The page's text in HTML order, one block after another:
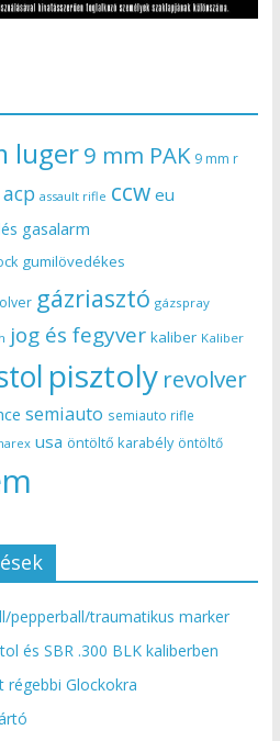
luger9 mm PAK 9 mm r
assault rifle ccw eu
gasalarm
gumilövedékes
gázriasztó gázspray
jog és fegyver kaliber Kaliber
pisztoly revolver
semiauto semiauto rifle
usa öntöltő karabély öntöltő
pepperball/traumatikus marker
és SBR .300 BLK kaliberben
régebbi Glockokra